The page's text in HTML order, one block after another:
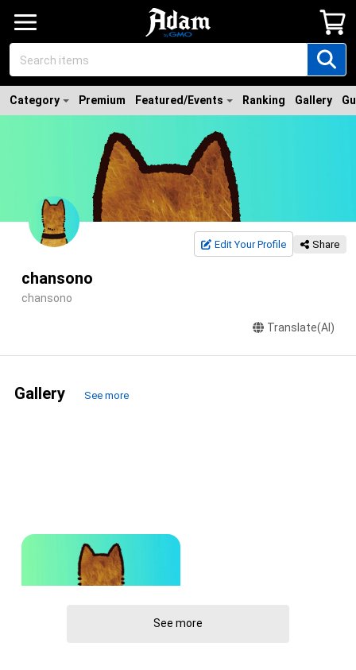
Category Premium Featured/Events Ranking Gallery
Edit Your Profile Share
chansono
chansono
Translate(AI)
Gallery See more
chansono
See more